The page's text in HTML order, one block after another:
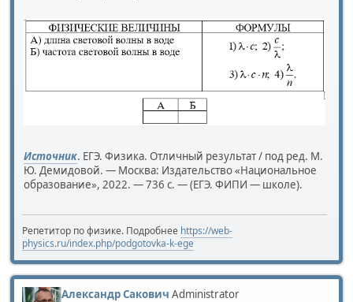
Источник. ЕГЭ. Физика. Отличный результат / под ред. М.
Ю. Демидовой. — Москва: Издательство «Национальное
образование», 2022. — 736 с. — (ЕГЭ. ФИПИ — школе).
Репетитор по физике. Подробнее https://web-
physics.ru/index.php/podgotovka-k-ege
Александр Сакович Administrator